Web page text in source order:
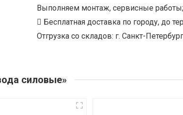
Выполняем монтаж, сервисные работы;
Бесплатная доставка по городу, до
Отгрузка со складов: г. Санкт-
силовые»